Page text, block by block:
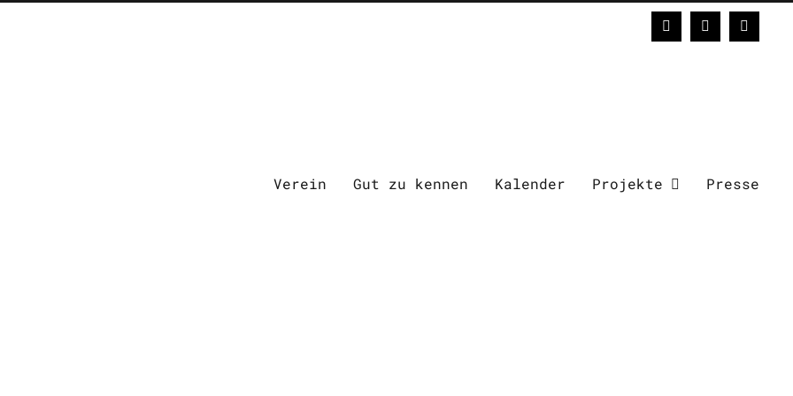
FacebookInstagram
E-
Mail
Verein Gut zu kennen Kalender Projekte Presse